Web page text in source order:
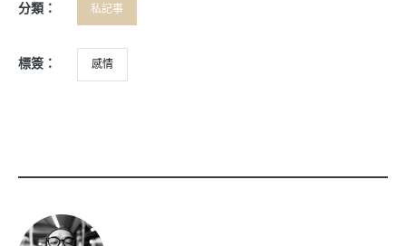
分類： 私記事
標簽： 感情